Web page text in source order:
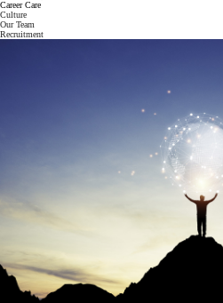
Career Care
Culture
Our Team
Recruitment